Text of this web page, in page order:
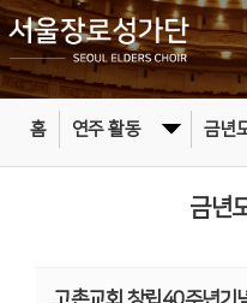
홈 연주 활동 금년
금년